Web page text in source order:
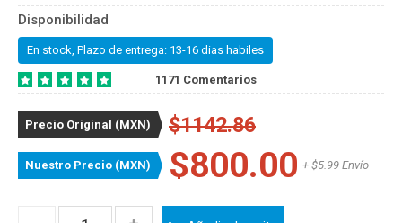
Disponibilidad
En stock, Plazo de entrega: 13-16 dias habiles
1171 Comentarios
Precio Original (MXN) $1142.86
Nuestro Precio (MXN) $800.00 + $5.99 Envío